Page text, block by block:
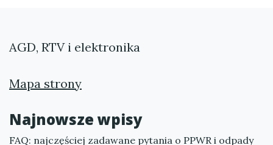
AGD, RTV i elektronika
Mapa strony
Najnowsze wpisy
FAQ: najczęściej zadawane pytania o PPWR i odpady